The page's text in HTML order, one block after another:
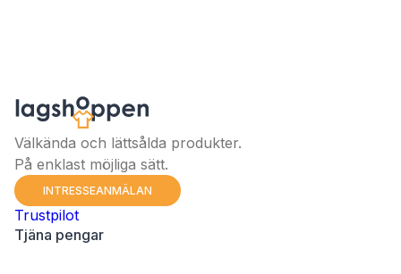
Välkända och lättsålda produkter.
På enklast möjliga sätt.
INTRESSEANMÄLAN
Trustpilot
Tjäna pengar